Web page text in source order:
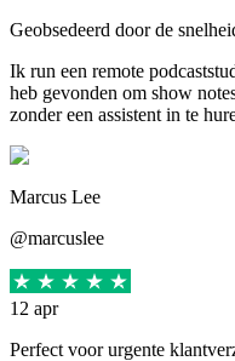
Geobsedeerd door de
Ik run een remote
heb gevonden om show
zonder een assistent in te
Marcus Lee
@marcuslee
12 apr
Perfect voor urgente